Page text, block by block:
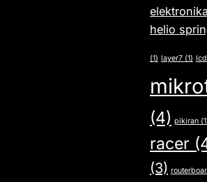
elektronika
helio
(1) layer7(1) lcd
(4) pikiran
racer
(3)